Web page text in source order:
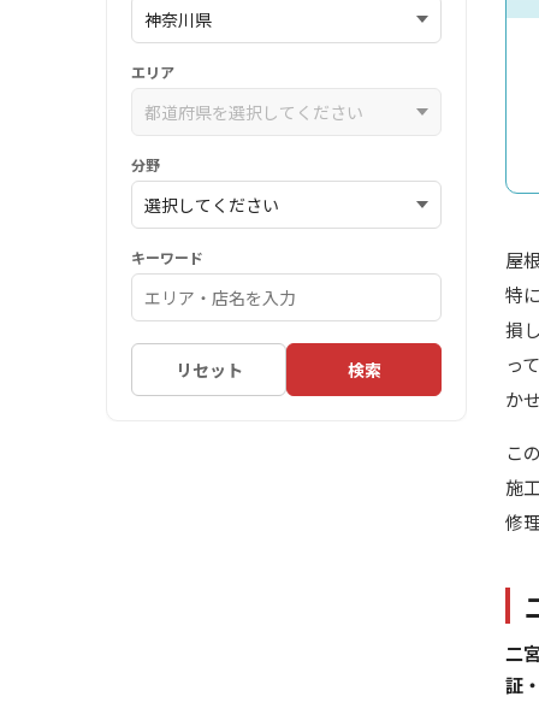
屋
特
損
っ
か
こ
施
修
二
証
エリア
分野
キーワード
リセット 検索